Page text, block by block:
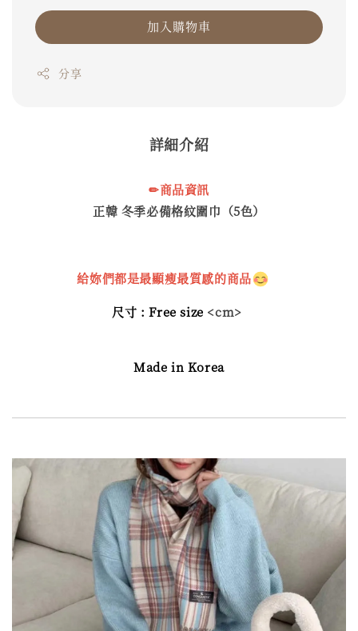
加入購物車
分享
詳細介紹
✏商品資訊
正韓 冬季必備格紋圍巾（5色）
給妳們都是最顯瘦最質感的商品
尺寸 : Free size <cm>
Made in Korea